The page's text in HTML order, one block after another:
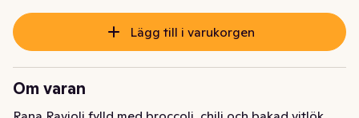
Lägg till i varukorgen
Om varan